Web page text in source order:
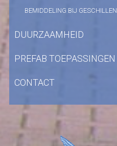
BEMIDDELING BIJ GESCHILLEN
DUURZAAMHEID
PREFAB TOEPASSINGEN
CONTACT